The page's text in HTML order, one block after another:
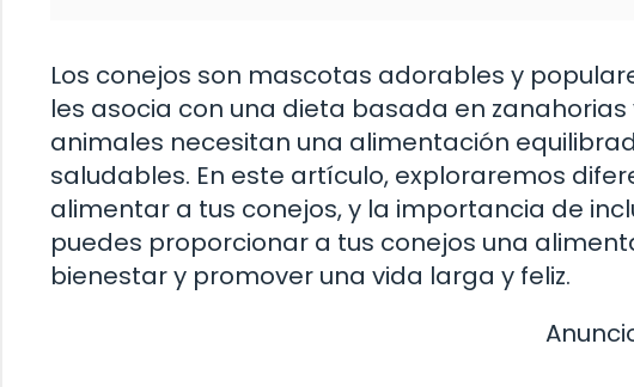
Los conejos son mascotas adorables y
les asocia con una dieta basada en
animales necesitan una alimentación
saludables. En este artículo, exploraremos
alimentar a tus conejos, y la importancia de
puedes proporcionar a tus conejos una
bienestar y promover una vida larga y feliz.